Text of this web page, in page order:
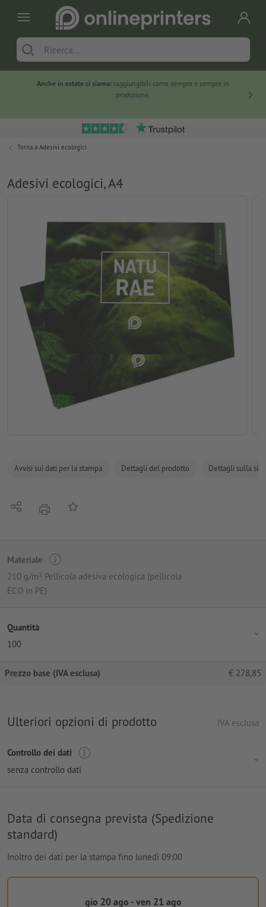
Anche in estate ci siamo: raggiungibili come sempre e sempre in
produzione.
Torna a Adesivi ecologici
Adesivi ecologici, A4
Avvisi sui dati per la stampa Dettagli del prodotto Dettagli sulla
Condividistamparealla lista preferiti
Materiale
210 g/m² Pellicola adesiva ecologica (pellicola
ECO in PE)
Quantità
100
Prezzo base (IVA esclusa) € 278,85
Ulteriori opzioni di prodotto IVA esclusa
Controllo dei dati
senza controllo dati
Data di consegna prevista (Spedizione
standard)
Inoltro dei dati per la stampa fino lunedì 09:00
gio 20 ago - ven 21 ago